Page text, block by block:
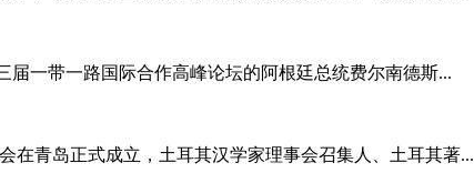
届一带一路国际合作高峰论坛的阿根廷总统费尔南德斯...
在青岛正式成立，土耳其汉学家理事会召集人、土耳其著...